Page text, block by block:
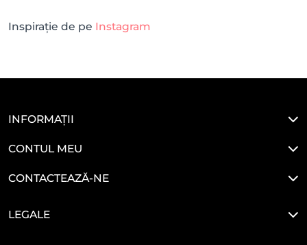
Inspirație de pe Instagram
INFORMAȚII
CONTUL MEU
CONTACTEAZĂ-NE
LEGALE